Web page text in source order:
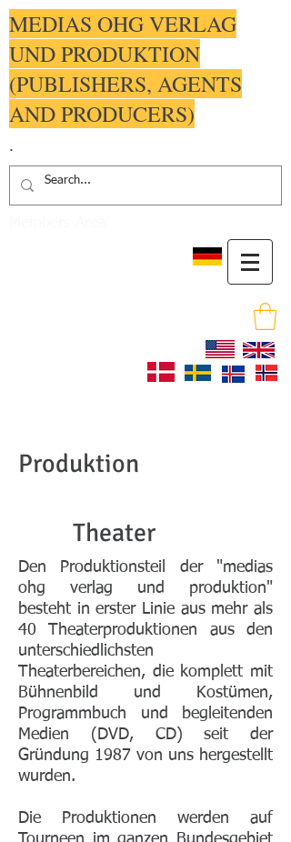
MEDIAS OHG VERLAG
UND PRODUKTION
(PUBLISHERS, AGENTS
AND PRODUCERS)
.
Produktion
Theater
Den Produktionsteil der "medias
ohg verlag und produktion"
besteht in erster Linie aus mehr als
40 Theaterproduktionen aus den
unterschiedlichsten
Theaterbereichen, die komplett mit
Bühnenbild und Kostümen,
Programmbuch und begleitenden
Medien (DVD, CD) seit der
Gründung 1987 von uns hergestellt
wurden.
Die Produktionen werden auf